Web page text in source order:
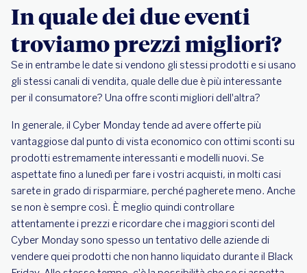
In quale dei due eventi
troviamo prezzi migliori?
Se in entrambe le date si vendono gli stessi prodotti e si usano
gli stessi canali di vendita, quale delle due è più interessante
per il consumatore? Una offre sconti migliori dell'altra?
In generale, il Cyber Monday tende ad avere offerte più
vantaggiose dal punto di vista economico con ottimi sconti su
prodotti estremamente interessanti e modelli nuovi. Se
aspettate fino a lunedì per fare i vostri acquisti, in molti casi
sarete in grado di risparmiare, perché pagherete meno. Anche
se non è sempre così. È meglio quindi controllare
attentamente i prezzi e ricordare che i maggiori sconti del
Cyber Monday sono spesso un tentativo delle aziende di
vendere quei prodotti che non hanno liquidato durante il Black